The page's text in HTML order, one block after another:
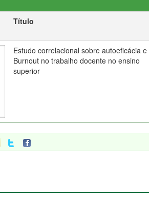
Título
Estudo correlacional sobre autoeficácia e
Burnout no trabalho docente no ensino
superior